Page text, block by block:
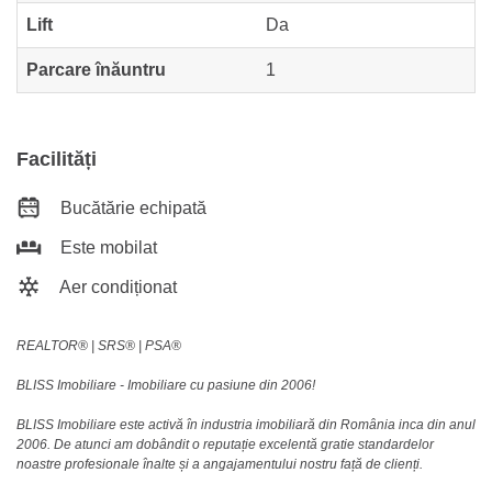
Lift Da
Parcare înăuntru 1
Facilități
Bucătărie echipată
Este mobilat
Aer condiționat
REALTOR®️ | SRS®️ | PSA®️
BLISS Imobiliare - Imobiliare cu pasiune din 2006!
BLISS Imobiliare este activă în industria imobiliară din România inca din anul
2006. De atunci am dobândit o reputație excelentă gratie standardelor
noastre profesionale înalte și a angajamentului nostru față de clienți.